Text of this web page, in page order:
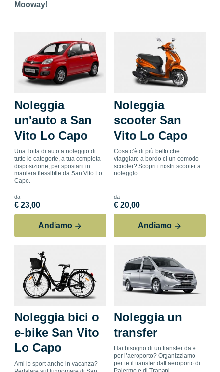
Mooway!
Noleggia
un'auto a San
Vito Lo Capo
Una flotta di auto a noleggio di
tutte le categorie, a tua completa
disposizione, per spostarti in
maniera flessibile da San Vito Lo
Capo.
da
€ 23,00
Andiamo
Noleggia
scooter San
Vito Lo Capo
Cosa c’è di più bello che
viaggiare a bordo di un comodo
scooter? Scopri i nostri scooter a
noleggio.
da
€ 20,00
Andiamo
Noleggia bici o
e-bike San Vito
Lo Capo
Ami lo sport anche in vacanza?
Noleggia un
transfer
Hai bisogno di un transfer da e
per l’aeroporto? Organizziamo
per te il transfer dall’aeroporto di
Palermo e di Trapani.